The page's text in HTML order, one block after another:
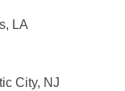
LA
City, NJ